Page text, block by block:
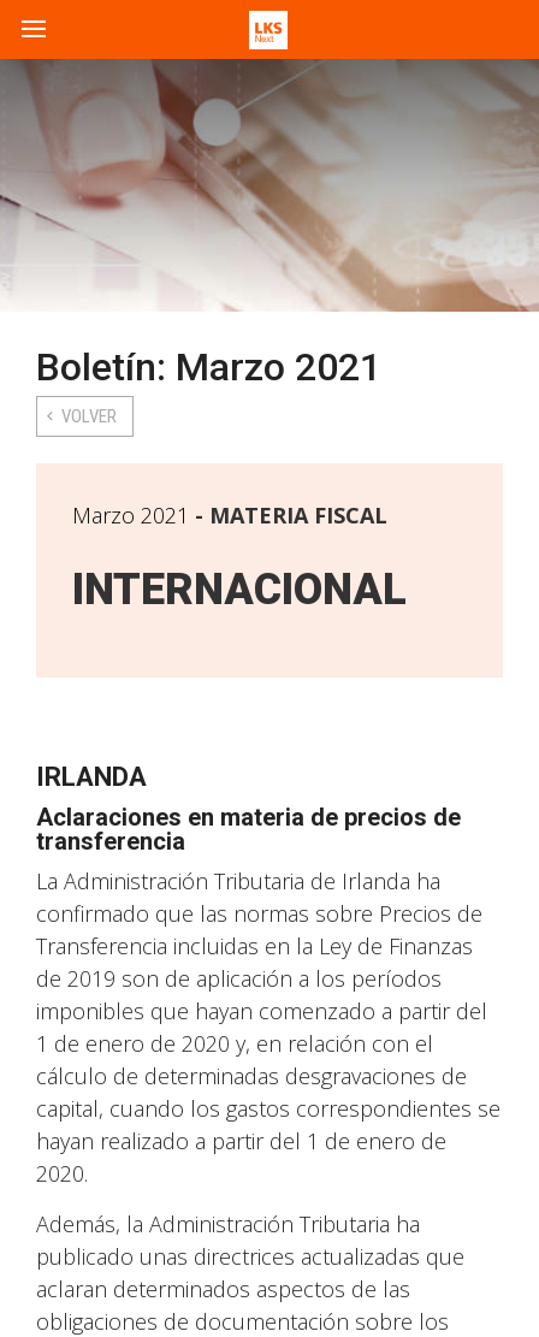
Boletín: Marzo 2021
VOLVER
Marzo 2021 MATERIA FISCAL
INTERNACIONAL
IRLANDA
Aclaraciones en materia de precios de
transferencia
La Administración Tributaria de Irlanda ha
confirmado que las normas sobre Precios de
Transferencia incluidas en la Ley de Finanzas
de 2019 son de aplicación a los períodos
imponibles que hayan comenzado a partir del
1 de enero de 2020 y, en relación con el
cálculo de determinadas desgravaciones de
capital, cuando los gastos correspondientes se
hayan realizado a partir del 1 de enero de
2020.
Además, la Administración Tributaria ha
publicado unas directrices actualizadas que
aclaran determinados aspectos de las
obligaciones de documentación sobre los